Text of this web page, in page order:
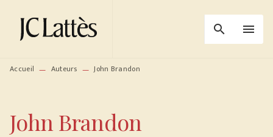
MENU RECHERCHE
PIED DE PAGE
search menu
Accueil — Auteurs — John Brandon
John Brandon